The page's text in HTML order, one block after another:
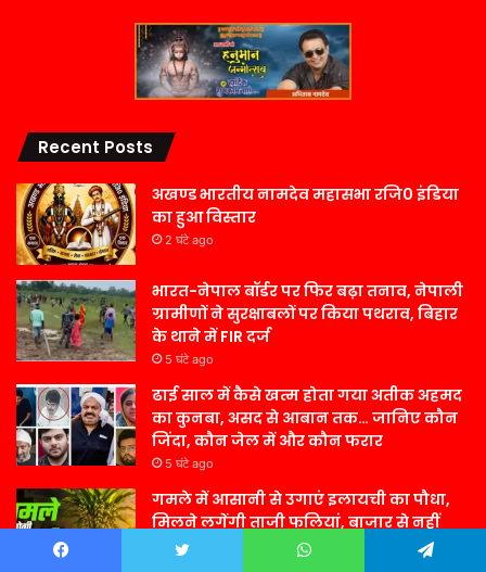
Recent Posts
अखण्ड भारतीय नामदेव महासभा रजि0 इंडिया
का हुआ विस्तार
2 घंटे ago
भारत-नेपाल बॉर्डर पर फिर बढ़ा तनाव, नेपाली
ग्रामीणों ने सुरक्षाबलों पर किया पथराव, बिहार
के थाने में FIR दर्ज
5 घंटे ago
ढाई साल में कैसे खत्म होता गया अतीक अहमद
का कुनबा, असद से आबान तक… जानिए कौन
जिंदा, कौन जेल में और कौन फरार
5 घंटे ago
गमले में आसानी से उगाएं इलायची का पौधा,
मिलने लगेंगी ताजी फलियां, बाजार से नहीं
लानी पड़ेगी 3000 की इलायची